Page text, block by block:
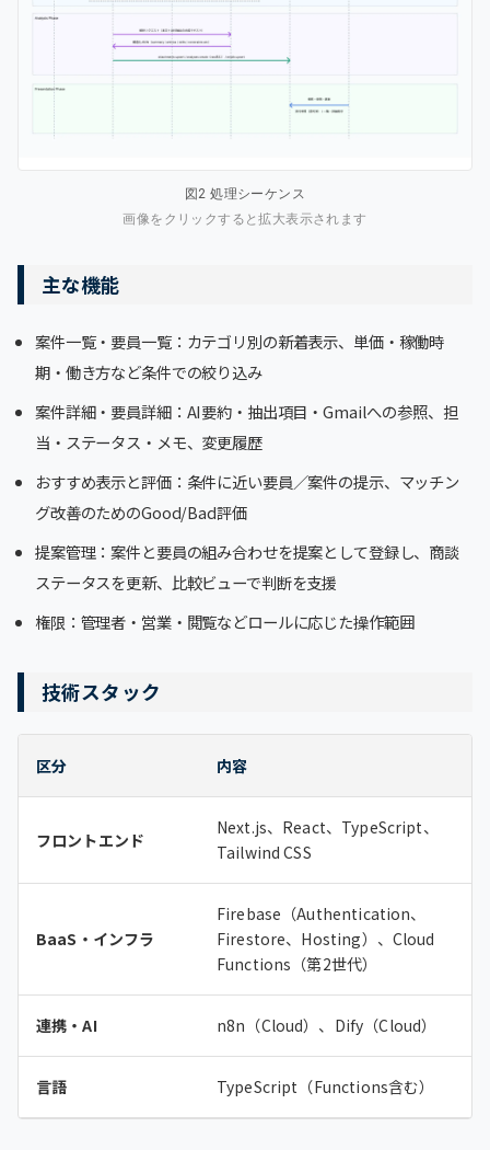
図2 処理シーケンス
画像をクリックすると拡大表示されます
主な機能
案件一覧・要員一覧：カテゴリ別の新着表示、単価・稼働時
期・働き方など条件での絞り込み
案件詳細・要員詳細：AI要約・抽出項目・Gmailへの参照、担
当・ステータス・メモ、変更履歴
おすすめ表示と評価：条件に近い要員／案件の提示、マッチン
グ改善のためのGood/Bad評価
提案管理：案件と要員の組み合わせを提案として登録し、商談
ステータスを更新、比較ビューで判断を支援
権限：管理者・営業・閲覧などロールに応じた操作範囲
技術スタック
区分 内容
フロントエンド
Next.js、React、TypeScript、
Tailwind CSS
BaaS・インフラ
Firebase（Authentication、
Firestore、Hosting）、Cloud
Functions（第2世代）
連携・AI n8n（Cloud）、Dify（Cloud）
言語 TypeScript（Functions含む）